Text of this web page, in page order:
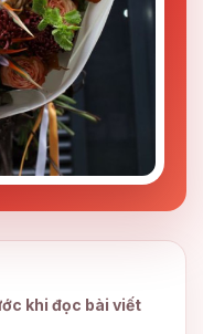
khi đọc bài viết